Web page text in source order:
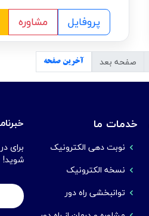
پروفایل مشاوره
صفحه بعد آخرین صفحه
خدمات ما
نوبت دهی الکترونیک
نسخه الکترونیک
توانبخشی راه دور
برای
شوید!